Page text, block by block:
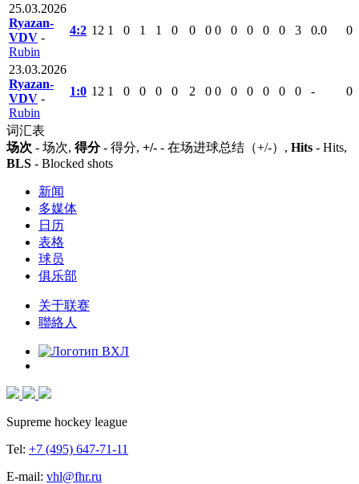
25.03.2026
Ryazan-
VDV -
Rubin
4:2 12 1 0 1 1 0 0 0 0 0 0 0 0 3 0.0 0
23.03.2026
Ryazan-
VDV -
Rubin
1:0 12 1 0 0 0 0 2 0 0 0 0 0 0 0 - 0
词汇表
场次 - 场次, 得分- 得分, +/- - 在场进球总结（+/-）, Hits - Hits,
BLS - Blocked shots
新闻
多媒体
日历
表格
球员
俱乐部
关于联赛
聯絡人
Supreme hockey league
Tel: +7 (495) 647-71-11
E-mail: vhl@fhr.ru